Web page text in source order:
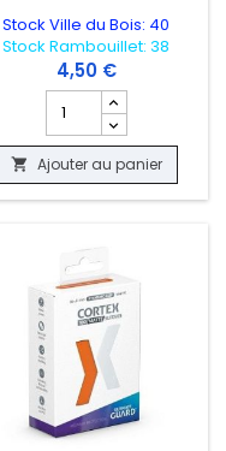
LIGHTNING FINAL
DRAGON SHIELD -
Stock Ville du Bois: 40
Stock Rambouillet: 38
4,50 €
Champ quantité du
 Ajouter au panier